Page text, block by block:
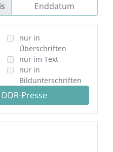
nur in
Überschriften
nur im Text
nur in
Bildunterschriften
Presse